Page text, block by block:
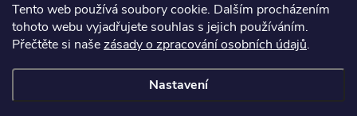
Tento web používá soubory cookie. Dalším procházením
tohoto webu vyjadřujete souhlas s jejich používáním.
Přečtěte si našezásady o zpracování osobních údajů.
Nastavení
miska je trochu mělká, ale využiji